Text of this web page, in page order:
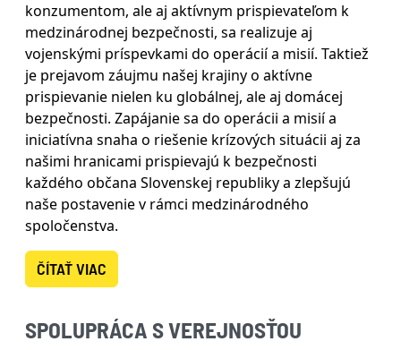
konzumentom, ale aj aktívnym prispievateľom k
medzinárodnej bezpečnosti, sa realizuje aj
vojenskými príspevkami do operácií a misií. Taktiež
je prejavom záujmu našej krajiny o aktívne
prispievanie nielen ku globálnej, ale aj domácej
bezpečnosti. Zapájanie sa do operácii a misií a
iniciatívna snaha o riešenie krízových situácii aj za
našimi hranicami prispievajú k bezpečnosti
každého občana Slovenskej republiky a zlepšujú
naše postavenie v rámci medzinárodného
spoločenstva.
ČÍTAŤ VIAC
SPOLUPRÁCA S VEREJNOSŤOU